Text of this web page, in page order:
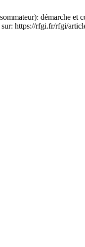
démarche
https://rfgi.fr/rfgi/